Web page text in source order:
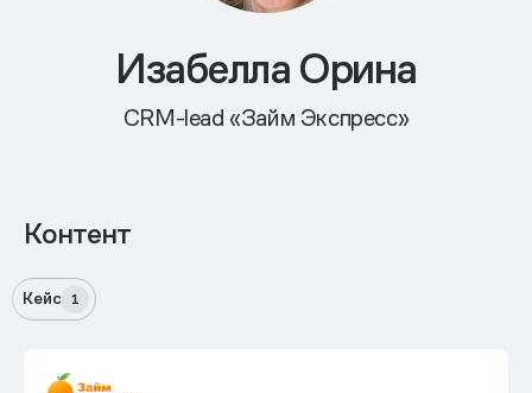
Изабелла Орина
CRM-lead «Займ Экспресс»
Контент
Кейс 1